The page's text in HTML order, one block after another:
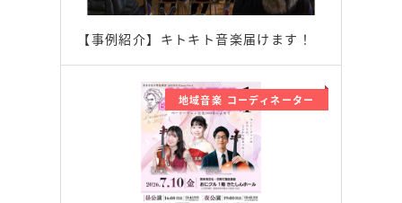
【事例紹介】キトキト音楽届けます！
地域音楽 コーディネーター